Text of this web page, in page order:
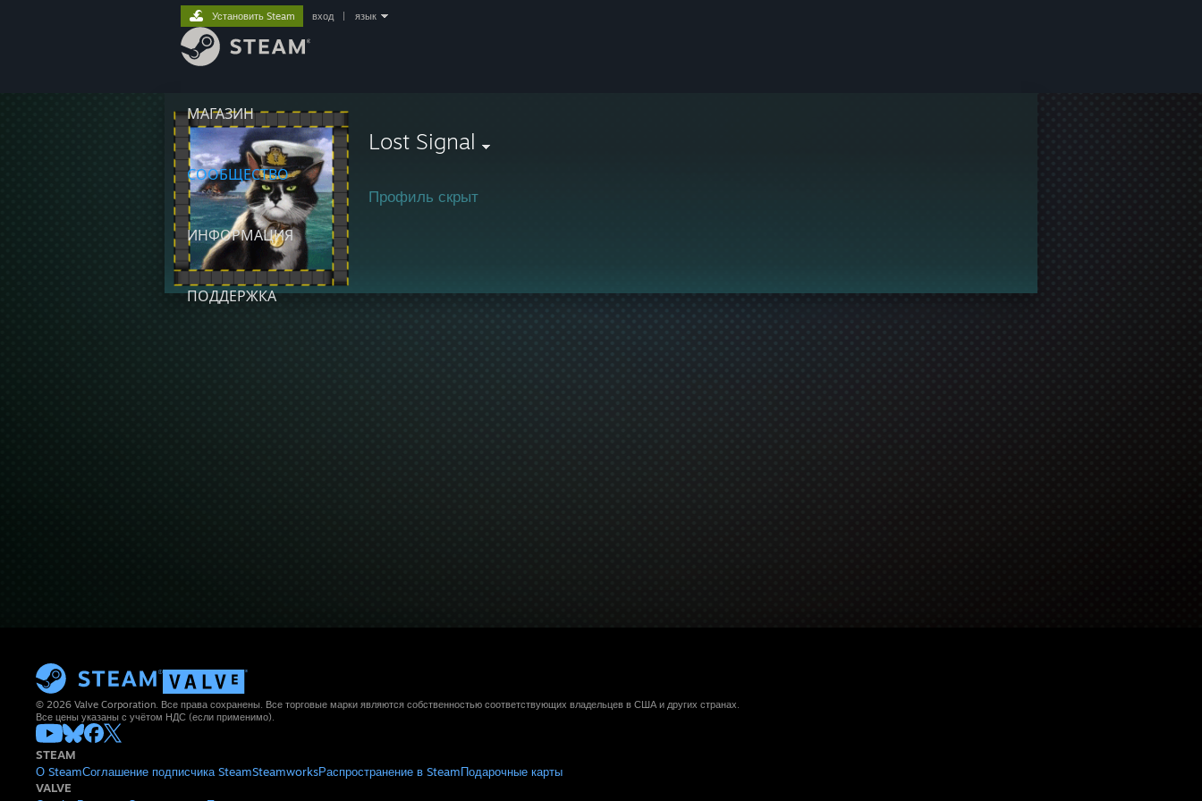
МАГАЗИН
СООБЩЕСТВО
ИНФОРМАЦИЯ
ПОДДЕРЖКА
Установить Steam вход язык
Lost Signal
Профиль скрыт
© 2026 Valve Corporation. Все права сохранены. Все торговые марки являются собственностью соответствующих владельцев в США и других странах.
Все цены указаны с учётом НДС (если применимо).
STEAM
О SteamСоглашение подписчика SteamSteamworksРаспространение в SteamПодарочные карты
VALVE